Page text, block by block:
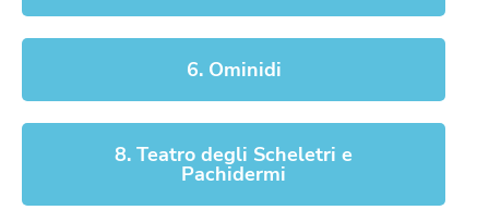
6. Ominidi
8. Teatro degli Scheletri e
Pachidermi